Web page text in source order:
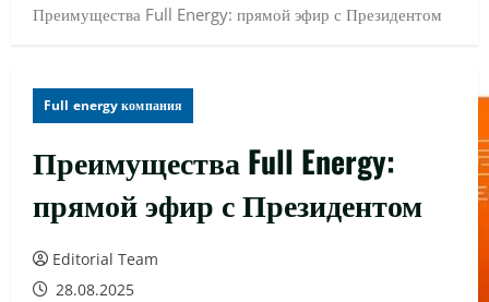
Преимущества Full Energy: прямой эфир с Президентом
Full energy компания
Преимущества Full Energy:
прямой эфир с Президентом
Editorial Team
28.08.2025